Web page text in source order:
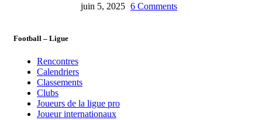
juin 5, 2025 6 Comments
Football – Ligue
Rencontres
Calendriers
Classements
Clubs
Joueurs de la ligue pro
Joueur internationaux